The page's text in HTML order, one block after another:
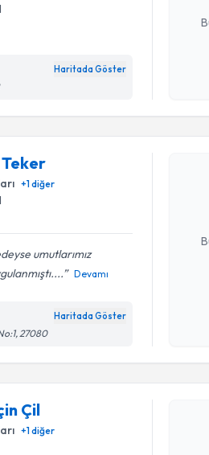
Haritada Göster
+1diğer
umutlarımız
Devamı
Haritada Göster
27080
Randevu
Prof. Dr.
Çil
+1diğer
Randevu